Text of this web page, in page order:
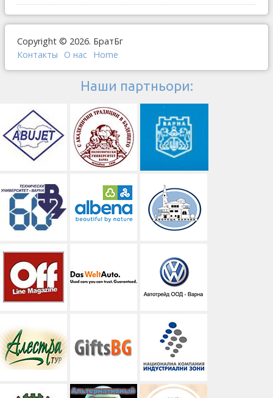
Copyright © 2026. БратБг
Контакты
О наc Home
Наши партньори: